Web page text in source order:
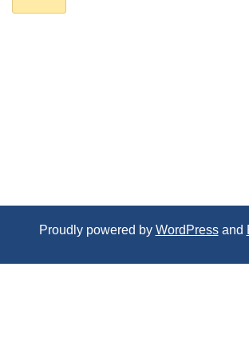
Proudly powered by WordPressand